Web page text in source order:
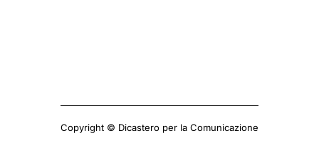
Copyright © Dicastero per la Comunicazione